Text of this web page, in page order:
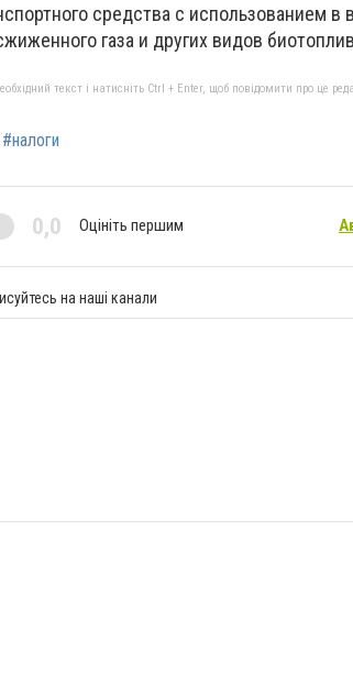
средства с использованием в
газа и других видов
текст і натисніть Ctrl + Enter, щоб повідомити про це
#налоги
0,0 Оцініть першим
на наші канали